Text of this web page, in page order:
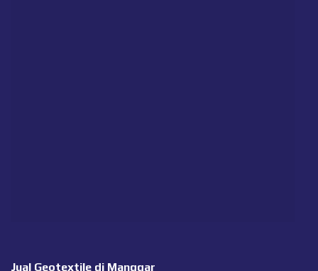
Jual Geotextile di Manggar